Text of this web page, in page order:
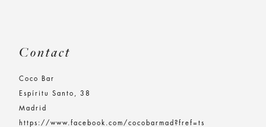
Contact
Coco Bar
Espíritu Santo, 38
Madrid
https://www.facebook.com/cocobarmad?fref=ts